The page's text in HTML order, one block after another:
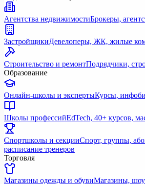
Агентства недвижимостиБрокеры,
ЗастройщикиДевелоперы, ЖК, жилые
Строительство и ремонтПодрядчики,
Образование
Онлайн-школы и экспертыКурсы,
Школы профессийEdTech, 40+ курсов,
Спортшколы и секцииСпорт, группы,
расписание тренеров
Торговля
Магазины одежды и обувиМагазины,